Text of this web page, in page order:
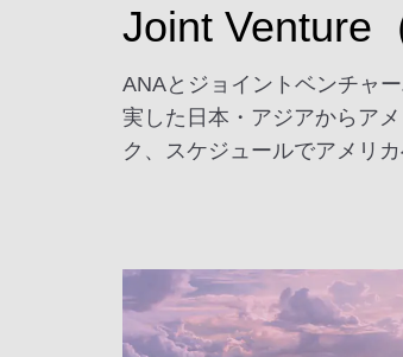
Joint Venture
ANAとジョイントベンチャ
実した日本・アジアからア
ク、スケジュールでアメリ